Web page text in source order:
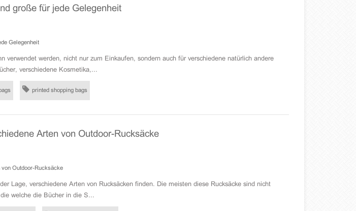
große für jede Gelegenheit
verwendet werden, nicht nur zum Einkaufen, sondern auch für verschiedene natürlich andere
verschiedene Kosmetika,...
printed shopping bags
Arten von Outdoor-Rucksäcke
Lage, verschiedene Arten von Rucksäcken finden. Die meisten diese Rucksäcke sind nicht
welche die Bücher in die S...